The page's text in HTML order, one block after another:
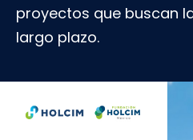
proyectos que buscan
largo plazo.